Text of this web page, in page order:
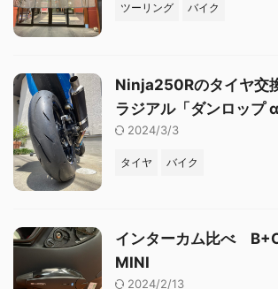
ツーリング バイク
Ninja250Rのタイヤ
ラジアル「ダンロップ
2024/3/3
タイヤ バイク
インターカム比べ
MINI
2024/2/13